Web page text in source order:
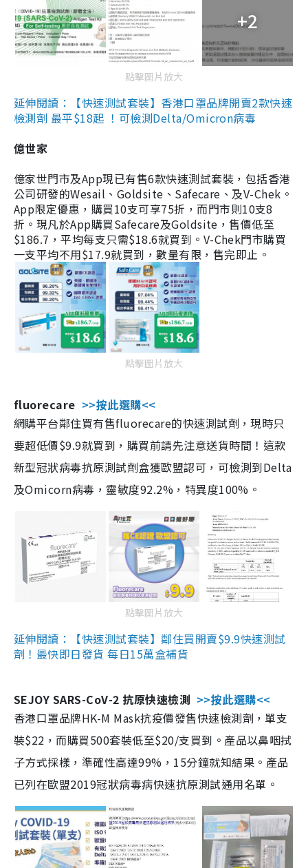
+2
點擊圖片放大
延伸閱讀：【快速測試套裝】香港口罩品牌開賣2款快速
檢測劑 最平$18起 ！可檢測Delta/Omicron病毒
億世家
億家世門市及App現已有售6款快速測試套裝，包括香港
公司研發的Wesail、Goldsite、Safecare、及V-Chek。
App限定優惠，購買10支可享75折，而門市則10支8
折。現凡於App購買Safecare及Goldsite，售價低至
$186.7，平均每支只需$18.6就買到。V-Chek門市購買
一支平均不用$17.9就買到，數量有限，售完即止。
點擊圖片放大
fluorecare >>按此選購<<
網購平台鄰住買有售fluorecare的快速測試劑，現時只
要超低價$9.9就買到，購買前請先注意送貨時間！這款
新型冠狀病毒抗原測試劑盒獲歐盟認可，可檢測到Delta
及Omicorn病毒，靈敏度92.2%，特異度100%。
點擊圖片放大
延伸閱讀：【快速測試套裝】鄰住買開賣$9.9快速測試
劑！最快即日發貨 每日15萬盒補貨
SEJOY SARS-CoV-2 抗原快速檢測 >>按此選購<<
香港口罩品牌HK-M Mask抗疫價發售快速檢測劑，單支
裝$22，而購買500套裝低至$20/支買到。產品以鼻咽拭
子方式採樣，準確性高達99%，15分鐘就知結果。產品
已列在歐盟2019冠狀病毒病快速抗原測試通用名單。